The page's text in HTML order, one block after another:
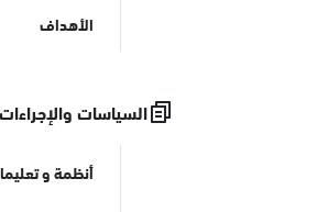
الأهداف
السياسات والإجراءات
أنظمة و